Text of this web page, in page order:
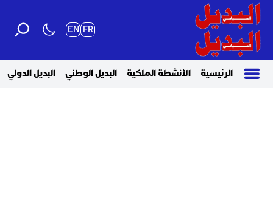
FR
EN
الرئيسية الأنشطة الملكية البديل الوطني البديل الدولي